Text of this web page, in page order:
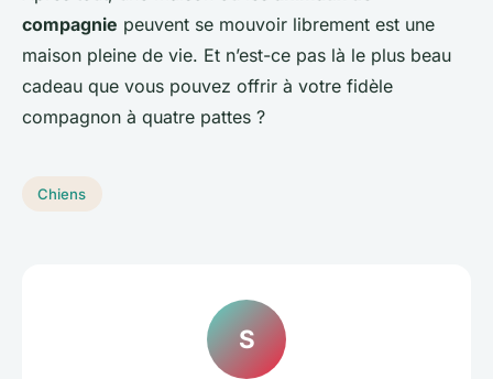
compagnie peuvent se mouvoir librement est une
maison pleine de vie. Et n’est-ce pas là le plus beau
cadeau que vous pouvez offrir à votre fidèle
compagnon à quatre pattes ?
Chiens
S